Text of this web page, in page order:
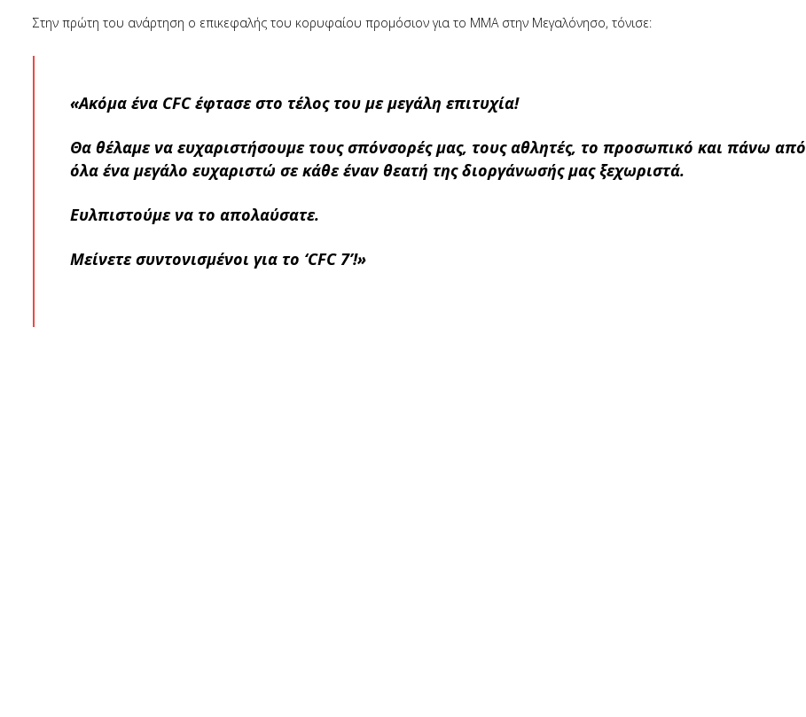
Στην πρώτη του ανάρτηση ο επικεφαλής του κορυφαίου προμόσιον για το ΜΜΑ στην Μεγαλόνησο, τόνισε:
«Ακόμα ένα CFC έφτασε στο τέλος του με μεγάλη επιτυχία!
Θα θέλαμε να ευχαριστήσουμε τους σπόνσορές μας, τους αθλητές, το προσωπικό και πάνω από
όλα ένα μεγάλο ευχαριστώ σε κάθε έναν θεατή της διοργάνωσής μας ξεχωριστά.
Ευλπιστούμε να το απολαύσατε.
Μείνετε συντονισμένοι για το ‘CFC 7’!»